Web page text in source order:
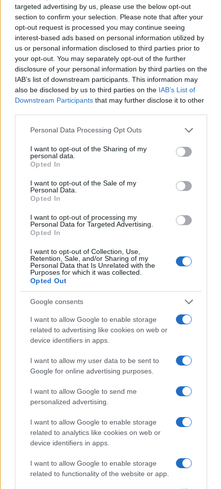
targeted advertising by us, please use the below opt-out
section to confirm your selection. Please note that after your
opt-out request is processed you may continue seeing
interest-based ads based on personal information utilized by
us or personal information disclosed to third parties prior to
your opt-out. You may separately opt-out of the further
disclosure of your personal information by third parties on the
IAB’s list of downstream participants. This information may
also be disclosed by us to third parties on the IAB’s List of
Downstream Participants that may further disclose it to other
Please note that this website/app uses one or more Google
not limited to your visit or usage behaviour. You may click to
grant or deny consent to Google and its third-party tags to
use your data for below specified purposes in below Google
consent section.
Personal Data Processing Opt Outs
I want to opt-out of the Sharing of my
personal data.
Opted In
I want to opt-out of the Sale of my
Personal Data.
Opted In
I want to opt-out of processing my
Personal Data for Targeted Advertising.
Opted In
I want to opt-out of Collection, Use,
Retention, Sale, and/or Sharing of my
Personal Data that Is Unrelated with the
Purposes for which it was collected.
Opted Out
Google consents
I want to allow Google to enable storage
related to advertising like cookies on web or
device identifiers in apps.
I want to allow my user data to be sent to
Google for online advertising purposes.
I want to allow Google to send me
personalized advertising.
I want to allow Google to enable storage
related to analytics like cookies on web or
device identifiers in apps.
I want to allow Google to enable storage
related to functionality of the website or app.
Nel complesso, la proposta di Anderson perDior
per l’Autunno-Inverno 2026/27 si è confermata
come un esercizio di equilibrio tra sperimentazione
formale e rispetto per l’artigianato internazionale,
capace di mettere in luce sia la ricerca materica
ispirata a Benglis sia il valore delle tecniche tessili
storiche provenienti dall’India.
Camilla Fiore
Camilla Fiore, da Verona, annotò la prima
Fiera della Cosmesi: quell’articolo cambiò la
linea editoriale dedicata alla prova prodotto.
in redazione la precisione di chi colleziona
vecchi campionari.
Continua a leggere